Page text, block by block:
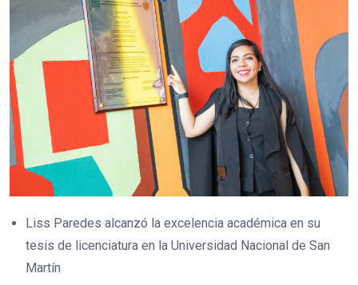
Liss Paredes alcanzó la excelencia académica en su
tesis de licenciatura en la Universidad Nacional de San
Martín